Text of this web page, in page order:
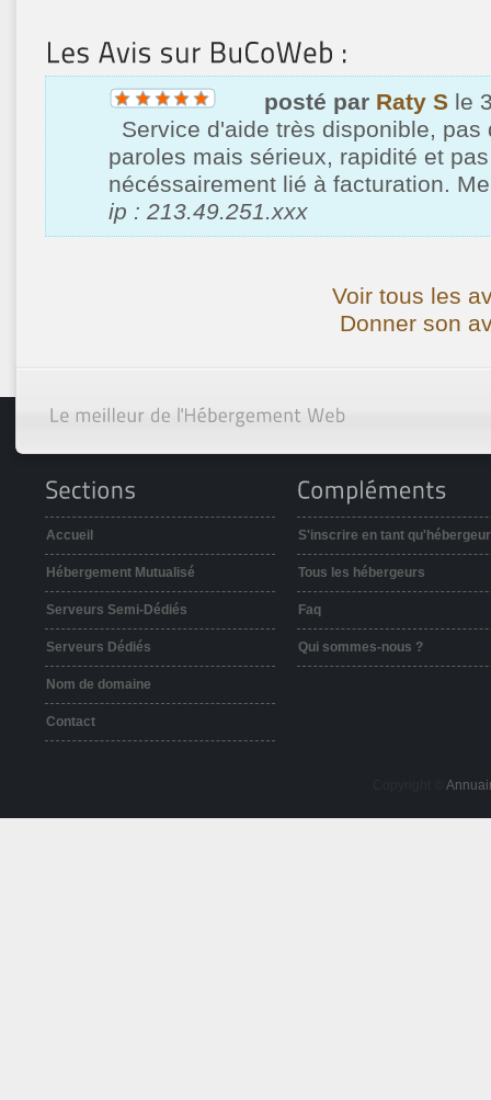
posté par Raty S le
Service d'aide très disponible, pas
paroles mais sérieux, rapidité et pas
nécéssairement lié à facturation.
ip : 213.49.251.xxx
Voir tous les
Donner son
Accueil
Hébergement Mutualisé
Serveurs Semi-Dédiés
Serveurs Dédiés
Nom de domaine
Contact
S'inscrire en tant qu'hébergeur
Tous les hébergeurs
Faq
Qui sommes-nous ?